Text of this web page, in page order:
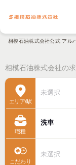
相模石油株式会社公式 アル
相模石油株式会社の
エリア/駅
未選択
職種
洗車
こだわり
未選択